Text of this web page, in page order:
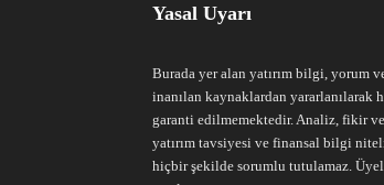
Yasal Uyarı
Burada yer alan yatırım bilgi, yorum
inanılan kaynaklardan yararlanılarak
garanti edilmemektedir. Analiz, fikir
yatırım tavsiyesi ve finansal bilgi
hiçbir şekilde sorumlu tutulamaz.